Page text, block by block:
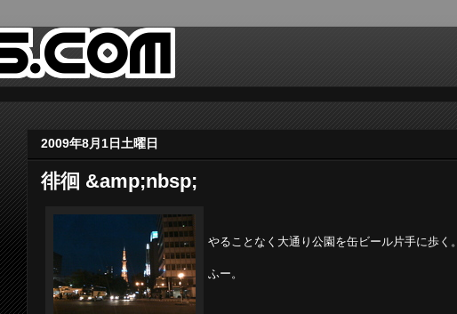
2009年8月1日土曜日
徘徊 &amp;nbsp;
やることなく大通り公園を缶ビール片手に歩く。
ふー。